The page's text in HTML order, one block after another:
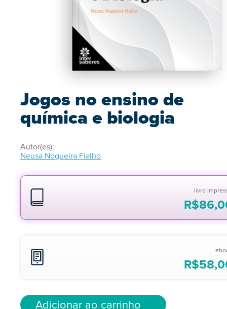
Jogos no ensino de
química e biologia
Autor(es):
Neusa Nogueira Fialho
livro
R$
R$
Adicionar ao carrinho